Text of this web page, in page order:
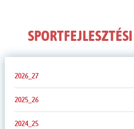
2026_27
2025_26
2024_25